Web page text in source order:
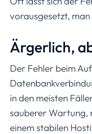
vorausgesetzt, man
Ärgerlich,
Der Fehler beim
in den meisten
sauberer Wartung,
einem stabilen